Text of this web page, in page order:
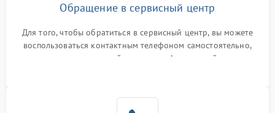
Обращение в сервисный центр
Для того, чтобы обратиться в сервисный центр, вы можете
воспользоваться контактным телефоном самостоятельно,
или оставить свой номер телефона на сайте